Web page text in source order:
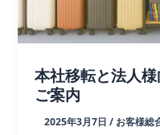
本社移転と法人
ご案内
2025年3月7日 / お客様総